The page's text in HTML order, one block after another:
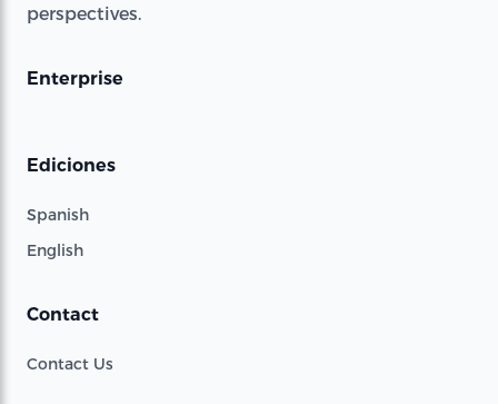
perspectives.
Enterprise
Ediciones
Spanish
English
Contact
Contact Us